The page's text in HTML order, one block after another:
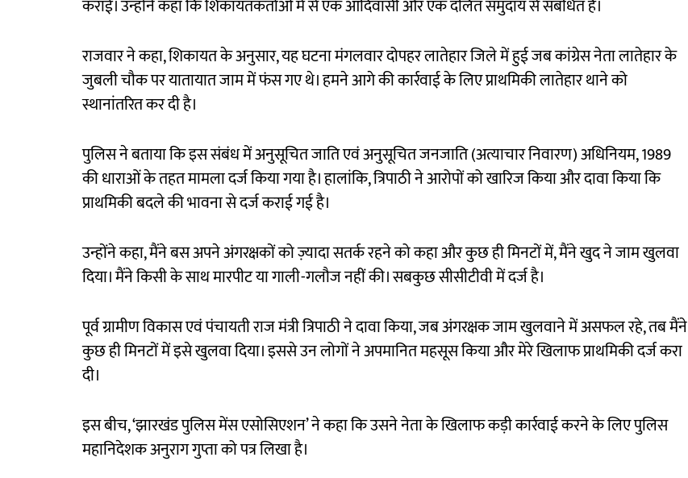
कराई। उन्होंने कहा कि शिकायतकर्ताओं में से एक आदिवासी और एक दलित समुदाय से संबंधित है।
राजवार ने कहा, शिकायत के अनुसार, यह घटना मंगलवार दोपहर लातेहार जिले में हुई जब कांग्रेस नेता लातेहार के
जुबली चौक पर यातायात जाम में फंस गए थे। हमने आगे की कार्रवाई के लिए प्राथमिकी लातेहार थाने को
स्थानांतरित कर दी है।
पुलिस ने बताया कि इस संबंध में अनुसूचित जाति एवं अनुसूचित जनजाति (अत्याचार निवारण) अधिनियम, 1989
की धाराओं के तहत मामला दर्ज किया गया है। हालांकि, त्रिपाठी ने आरोपों को खारिज किया और दावा किया कि
प्राथमिकी बदले की भावना से दर्ज कराई गई है।
उन्होंने कहा, मैंने बस अपने अंगरक्षकों को ज़्यादा सतर्क रहने को कहा और कुछ ही मिनटों में, मैंने खुद ने जाम खुलवा
दिया। मैंने किसी के साथ मारपीट या गाली-गलौज नहीं की। सबकुछ सीसीटीवी में दर्ज है।
पूर्व ग्रामीण विकास एवं पंचायती राज मंत्री त्रिपाठी ने दावा किया, जब अंगरक्षक जाम खुलवाने में असफल रहे, तब मैंने
कुछ ही मिनटों में इसे खुलवा दिया। इससे उन लोगों ने अपमानित महसूस किया और मेरे खिलाफ प्राथमिकी दर्ज करा
दी।
इस बीच, ‘झारखंड पुलिस मेंस एसोसिएशन’ ने कहा कि उसने नेता के खिलाफ कड़ी कार्रवाई करने के लिए पुलिस
महानिदेशक अनुराग गुप्ता को पत्र लिखा है।